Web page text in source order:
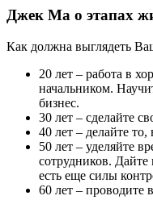
Джек Ма о этапах
Как должна выглядеть
20 лет – работа в
начальником.
бизнес.
30 лет – сделайте
40 лет – делайте
50 лет – уделяйте
сотрудников. Дайте
есть еще силы
60 лет – проводите